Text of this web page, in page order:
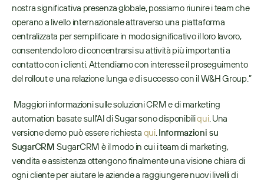
nostra significativa presenza globale, possiamo riunire i team che
operano a livello internazionale attraverso una piattaforma
centralizzata per semplificare in modo significativo il loro lavoro,
consentendo loro di concentrarsi su attività più importanti a
contatto con i clienti. Attendiamo con interesse il proseguimento
del rollout e una relazione lunga e di successo con il W&H Group.”
automation basate sull’AI di Sugar sono disponibili qui. Una
versione demo può essere richiesta qui. Informazioni su
SugarCRM SugarCRM è il modo in cui i team di marketing,
vendita e assistenza ottengono finalmente una visione chiara di
ogni cliente per aiutare le aziende a raggiungere nuovi livelli di